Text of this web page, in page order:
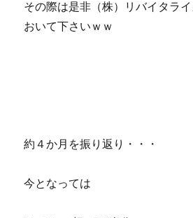
その際は是非（株）リバイタラ
おいて下さいｗｗ
約４か月を振り返り・・・
今となっては